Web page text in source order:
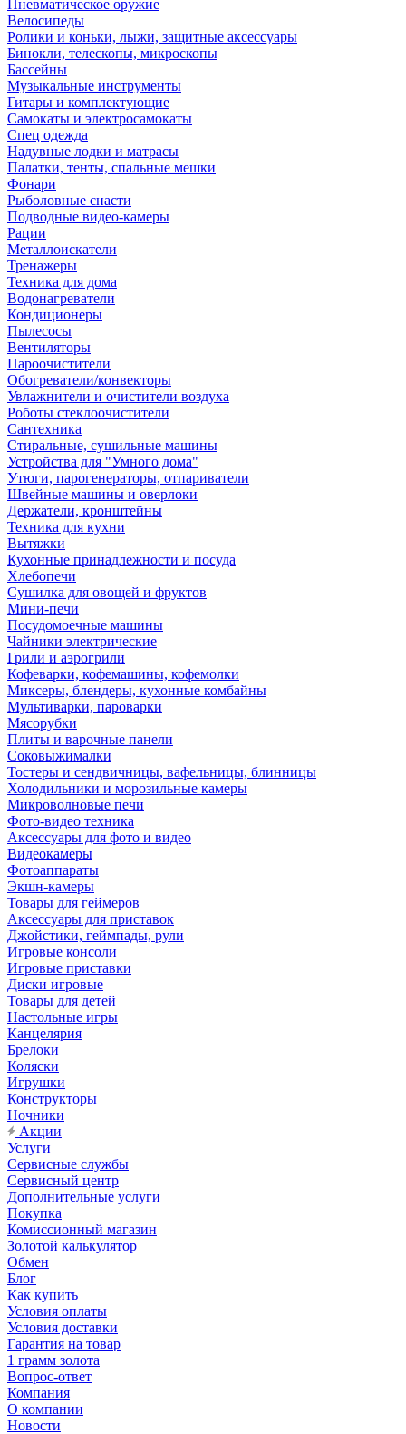
Пневматическое оружие
Велосипеды
Ролики и коньки, лыжи, защитные аксессуары
Бинокли, телескопы, микроскопы
Бассейны
Музыкальные инструменты
Гитары и комплектующие
Самокаты и электросамокаты
Спец одежда
Надувные лодки и матрасы
Палатки, тенты, спальные мешки
Фонари
Рыболовные снасти
Подводные видео-камеры
Рации
Металлоискатели
Тренажеры
Техника для дома
Водонагреватели
Кондиционеры
Пылесосы
Вентиляторы
Пароочистители
Обогреватели/конвекторы
Увлажнители и очистители воздуха
Роботы стеклоочистители
Сантехника
Стиральные, сушильные машины
Устройства для "Умного дома"
Утюги, парогенераторы, отпариватели
Швейные машины и оверлоки
Держатели, кронштейны
Техника для кухни
Вытяжки
Кухонные принадлежности и посуда
Хлебопечи
Сушилка для овощей и фруктов
Мини-печи
Посудомоечные машины
Чайники электрические
Грили и аэрогрили
Кофеварки, кофемашины, кофемолки
Миксеры, блендеры, кухонные комбайны
Мультиварки, пароварки
Мясорубки
Плиты и варочные панели
Соковыжималки
Тостеры и сендвичницы, вафельницы, блинницы
Холодильники и морозильные камеры
Микроволновые печи
Фото-видео техника
Аксессуары для фото и видео
Видеокамеры
Фотоаппараты
Экшн-камеры
Товары для геймеров
Аксессуары для приставок
Джойстики, геймпады, рули
Игровые консоли
Игровые приставки
Диски игровые
Товары для детей
Настольные игры
Канцелярия
Брелоки
Коляски
Игрушки
Конструкторы
Ночники
Акции
Услуги
Сервисные службы
Сервисный центр
Дополнительные услуги
Покупка
Комиссионный магазин
Золотой калькулятор
Обмен
Блог
Как купить
Условия оплаты
Условия доставки
Гарантия на товар
1 грамм золота
Вопрос-ответ
Компания
О компании
Новости